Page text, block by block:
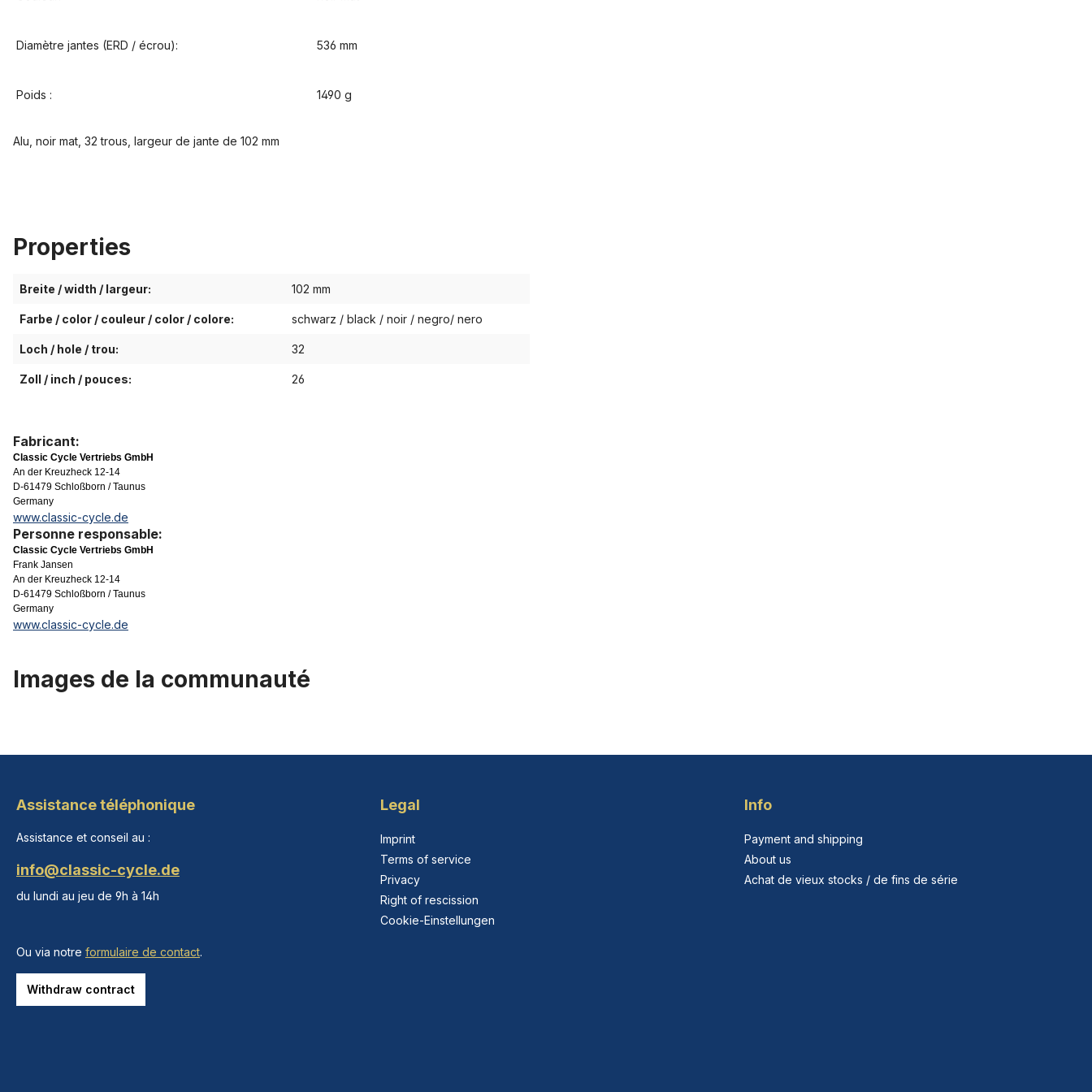
Diamètre jantes (ERD / écrou): 536 mm
Poids : 1490 g
Alu, noir mat, 32 trous, largeur de jante de 102 mm
Properties
Breite / width / largeur: 102 mm
Farbe / color / couleur / color / colore: schwarz / black / noir / negro/ nero
Loch / hole / trou: 32
Zoll / inch / pouces: 26
Fabricant:
Classic Cycle Vertriebs GmbH
An der Kreuzheck 12-14
D-61479 Schloßborn / Taunus
Germany
www.classic-cycle.de
Personne responsable:
Classic Cycle Vertriebs GmbH
Frank Jansen
An der Kreuzheck 12-14
D-61479 Schloßborn / Taunus
Germany
www.classic-cycle.de
Images de la communauté
Assistance téléphonique
Assistance et conseil au :
info@classic-cycle.de
du lundi au jeu de 9h à 14h
Ou via notre formulaire de contact.
Withdraw contract
Legal
Imprint
Terms of service
Privacy
Right of rescission
Cookie-Einstellungen
Info
Payment and shipping
About us
Achat de vieux stocks / de fins de série